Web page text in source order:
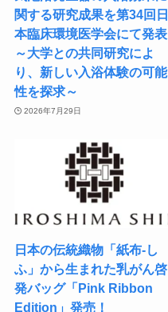
関する研究成果を​第34回日
本臨床環境医学会にて発表 ​
～大学との共同研究によ
り、新しい入浴体験の可能
性を探求～
2026年7月29日
日本の伝統織物「紙布-し
ふ」から生まれた乳がん啓
発バッグ「Pink Ribbon
Edition」発売！